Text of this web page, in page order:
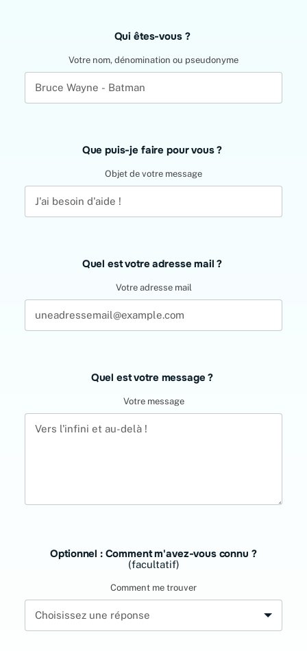
blank
Qui êtes-vous ?
Votre nom, dénomination ou pseudonyme
Que puis-je faire pour vous ?
Objet de votre message
Quel est votre adresse mail ?
Votre adresse mail
Quel est votre message ?
Votre message
Optionnel : Comment m'avez-vous connu ?
(facultatif)
Comment me trouver